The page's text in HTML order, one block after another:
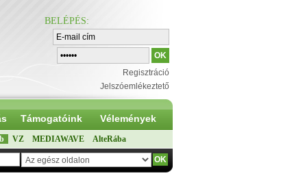
BELÉPÉS:
Regisztráció
Jelszóemlékeztető
Támogatóink Vélemények
VZ MEDIAWAVE AlteRába